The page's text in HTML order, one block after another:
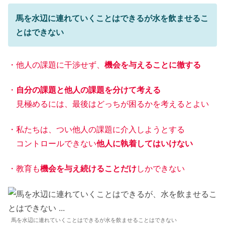
馬を水辺に連れていくことはできるが水を飲ませるこ
とはできない
・他人の課題に干渉せず、 機会を与えることに徹する
・ 自分の課題と他人の課題を分けて考える
見極めるには、最後はどっちが困るかを考えるとよい
・私たちは、つい他人の課題に介入しようとする
コントロールできない他人に執着してはいけない
・教育も機会を与え続けることだけしかできない
馬を水辺に連れていくことはできるが水を飲ませることはできない